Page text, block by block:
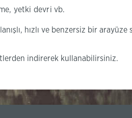
yetki devri vb.
hızlı ve benzersiz bir
indirerek kullanabilirsiniz.